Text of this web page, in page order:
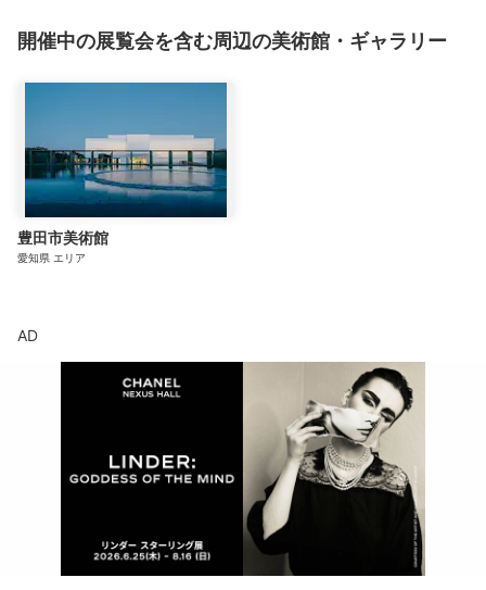
開催中の展覧会を含む周辺の美術館・ギャラリー
豊田市美術館
愛知県 エリア
AD